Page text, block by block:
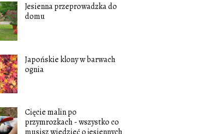
Jesienna przeprowadzka do
domu
Japońskie klony w barwach
ognia
Cięcie malin po
przymrozkach - wszystko co